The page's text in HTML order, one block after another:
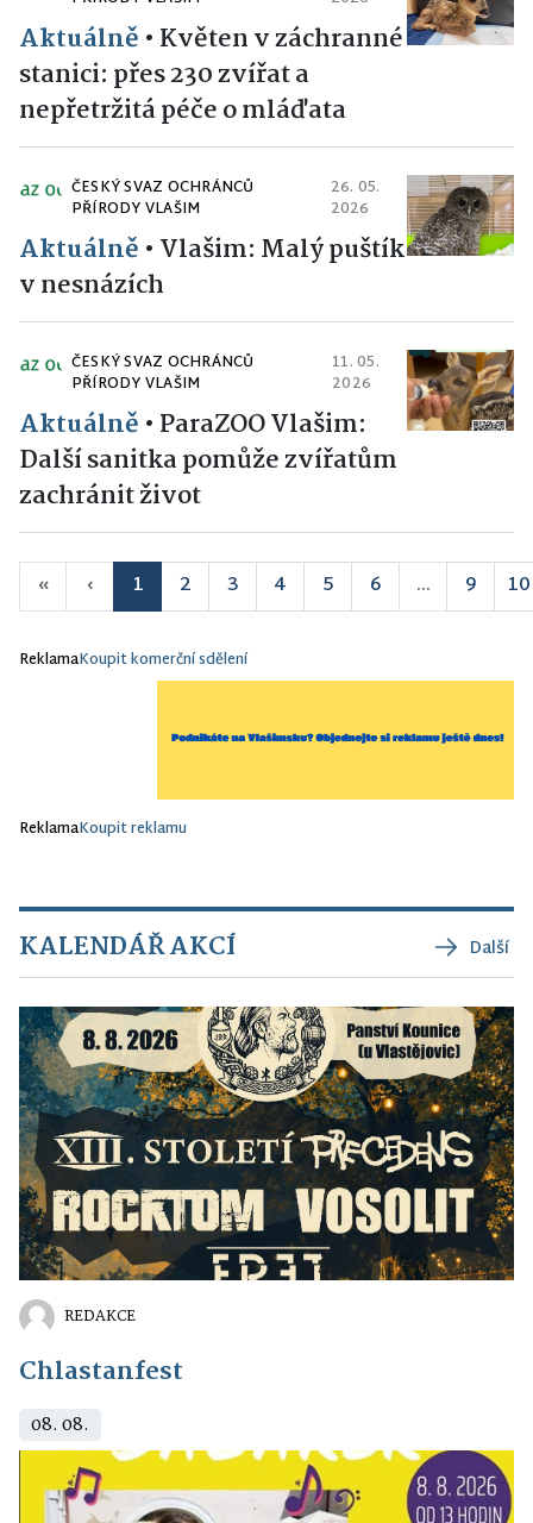
Aktuálně • Květen v záchranné
stanici: přes 230 zvířat a
nepřetržitá péče o mláďata
ČESKÝ SVAZ OCHRÁNCŮ
PŘÍRODY VLAŠIM
26. 05.
2026
Aktuálně • Vlašim: Malý puštík
v nesnázích
ČESKÝ SVAZ OCHRÁNCŮ
PŘÍRODY VLAŠIM
11. 05.
2026
Aktuálně • ParaZOO Vlašim:
Další sanitka pomůže zvířatům
zachránit život
« ‹ 1 2 3 4 5 6 ... 9 10
ReklamaKoupit komerční sdělení
ReklamaKoupit reklamu
KALENDÁŘ AKCÍ Další
REDAKCE
Chlastanfest
08. 08.